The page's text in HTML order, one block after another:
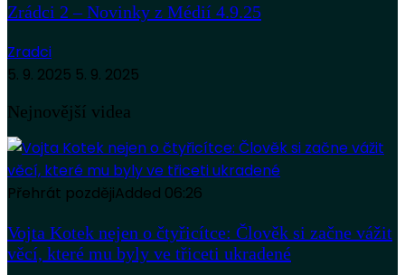
Zrádci 2 – Novinky z Médií 4.9.25
Zradci
5. 9. 2025 5. 9. 2025
Nejnovější videa
Přehrát pozdějiAdded 06:26
Vojta Kotek nejen o čtyřicítce: Člověk si začne vážit
věcí, které mu byly ve třiceti ukradené